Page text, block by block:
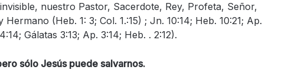
nuestro Pastor, Sacerdote, Rey, Profeta, Señor,
(Heb. 1: 3; Col. 1.:15) ; Jn. 10:14; Heb. 10:21; Ap.
Gálatas 3:13; Ap. 3:14; Heb. . 2:12).
sólo Jesús puede salvarnos.